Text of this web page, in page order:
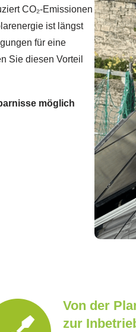
CO₂-Emissionen
ist längst
für eine
Sie diesen Vorteil
möglich
Von der
zur